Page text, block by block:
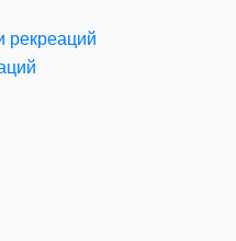
рекреаций